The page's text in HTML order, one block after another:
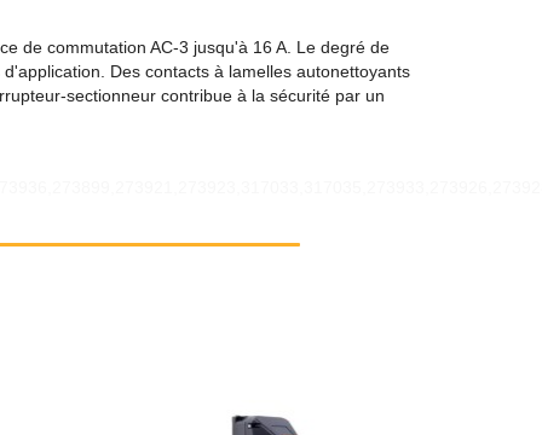
de commutation AC-3 jusqu'à 16 A. Le degré de
Des contacts à lamelles autonettoyants
sectionneur contribue à la sécurité par un